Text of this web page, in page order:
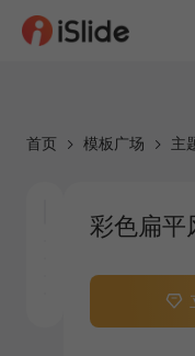
首页 模板广场 主
彩色扁平